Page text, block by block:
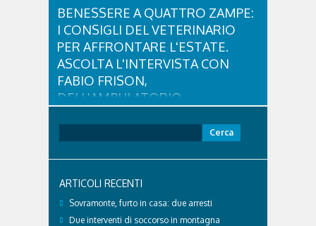
BENESSERE A QUATTRO ZAMPE:
I CONSIGLI DEL VETERINARIO
PER AFFRONTARE L'ESTATE.
ASCOLTA L'INTERVISTA CON
FABIO FRISON,
DELL'AMBULATORIO
anche i nostri amici a quattro zampe hanno bisogno
con il veterinario di Cortina, che ci ha illustrato i
principali accorgimenti per aiutare i cani ad
affrontare il caldo in sicurezza e benessere...
per:
ARTICOLI RECENTI
Sovramonte, furto in casa: due arresti
Due interventi di soccorso in montagna